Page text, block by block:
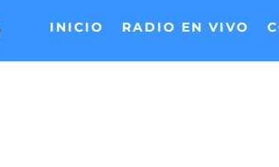
INICIO RADIO EN VIVO